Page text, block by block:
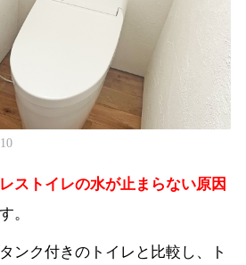
ストイレの水が止まらない原因
。
ンク付きのトイレと比較し、ト